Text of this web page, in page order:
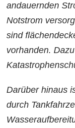
andauernden
Notstrom
sind
vorhanden.
Darüber hinaus
durch